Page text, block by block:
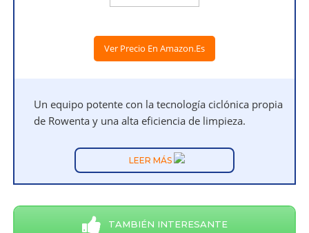
Ver Precio En Amazon.es
Un equipo potente con la tecnología ciclónica propia
de Rowenta y una alta eficiencia de limpieza.
LEER MÁS
TAMBIÉN INTERESANTE